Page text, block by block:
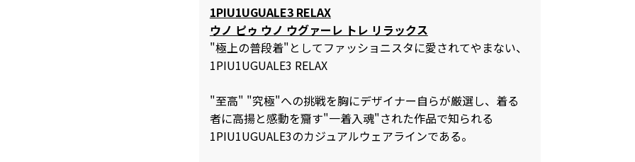
1PIU1UGUALE3 RELAX
ウノ ピゥ ウノ ウグァーレ トレ リラックス
"極上の普段着"としてファッショニスタに愛されてやまない、
1PIU1UGUALE3 RELAX
"至高" "究極"への挑戦を胸にデザイナー自らが厳選し、着る
者に高揚と感動を齎す"一着入魂"された作品で知られる
1PIU1UGUALE3のカジュアルウェアラインである。